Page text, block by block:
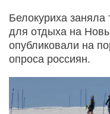
Белокуриха заняла
для отдыха на
опубликовали на
опроса россиян.